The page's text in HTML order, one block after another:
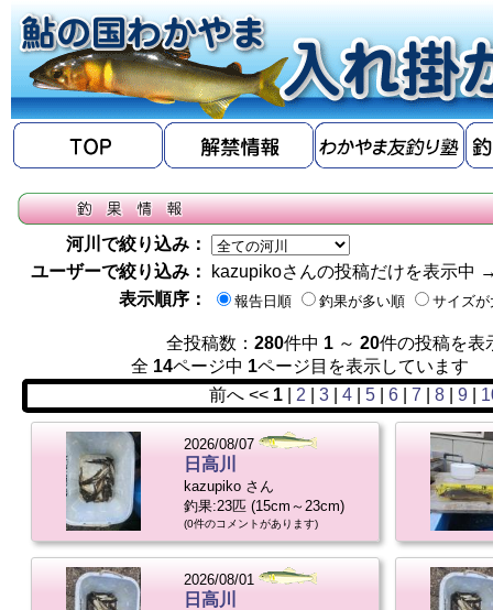
河川で絞り込み：
ユーザーで絞り込み：
kazupikoさんの投稿だけを表示中
表示順序：
報告日順 釣果が多い順 サイズ
全投稿数： 280件中 1～ 20件の投稿を表
全 14ページ中 1ページ目を表示していま
前へ << 1 2 3 4 5 6 7 8 9
2026/08/07
日高川
kazupiko さん
釣果:23匹 (15cm～23cm)
(0件のコメントがあります)
2026/08/01
日高川